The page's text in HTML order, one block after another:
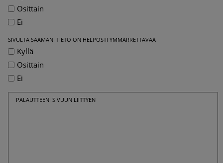
Osittain
Ei
SIVULTA SAAMANI TIETO ON HELPOSTI YMMÄRRETTÄVÄÄ
Kyllä
Osittain
Ei
PALAUTTEENI SIVUUN LIITTYEN